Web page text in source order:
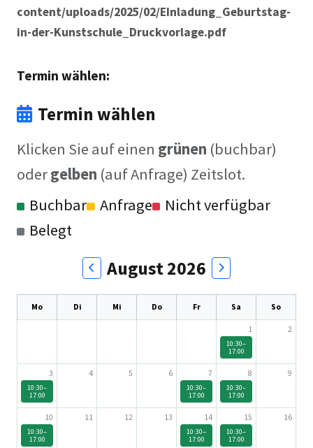
content/uploads/2025/02/EInladung_Geburtstag-
in-der-Kunstschule_Druckvorlage.pdf
Termin wählen:
Termin wählen
Klicken Sie auf einen grünen (buchbar)
odergelben (auf Anfrage) Zeitslot.
Buchbar
Anfrage
Nicht verfügbar
Belegt
August 2026
Mo Di Mi Do Fr Sa So
1
10:30–
17:00
2
3
10:30–
17:00
4 5 6 7
10:30–
17:00
8
10:30–
17:00
9
10
10:30–
17:00
11 12 13 14
10:30–
17:00
15
10:30–
17:00
16